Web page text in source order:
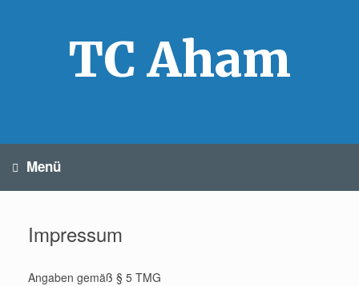
TC Aham
Menü
Impressum
Angaben gemäß § 5 TMG